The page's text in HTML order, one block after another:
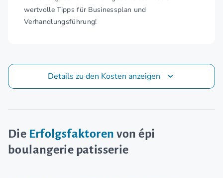
wertvolle Tipps für Businessplan und
Verhandlungsführung!
Details zu den Kosten anzeigen
Die Erfolgsfaktoren von épi
boulangerie patisserie